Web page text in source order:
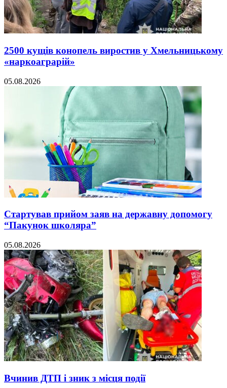
2500 кущів конопель виростив у Хмельницькому
«наркоаграрій»
05.08.2026
Стартував прийом заяв на державну допомогу
“Пакунок школяра”
05.08.2026
Вчинив ДТП і зник з місця події